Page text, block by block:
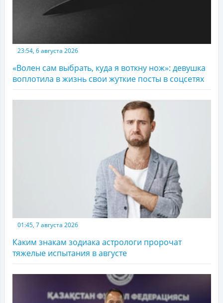
23:54, 6 августа 2026
«Волен сам выбрать, куда я воткну нож»: девушка
воплотила в жизнь свои жуткие посты в соцсетях
01:45, 7 августа 2026
Каким знакам зодиака астрологи пророчат
тяжелые испытания в августе